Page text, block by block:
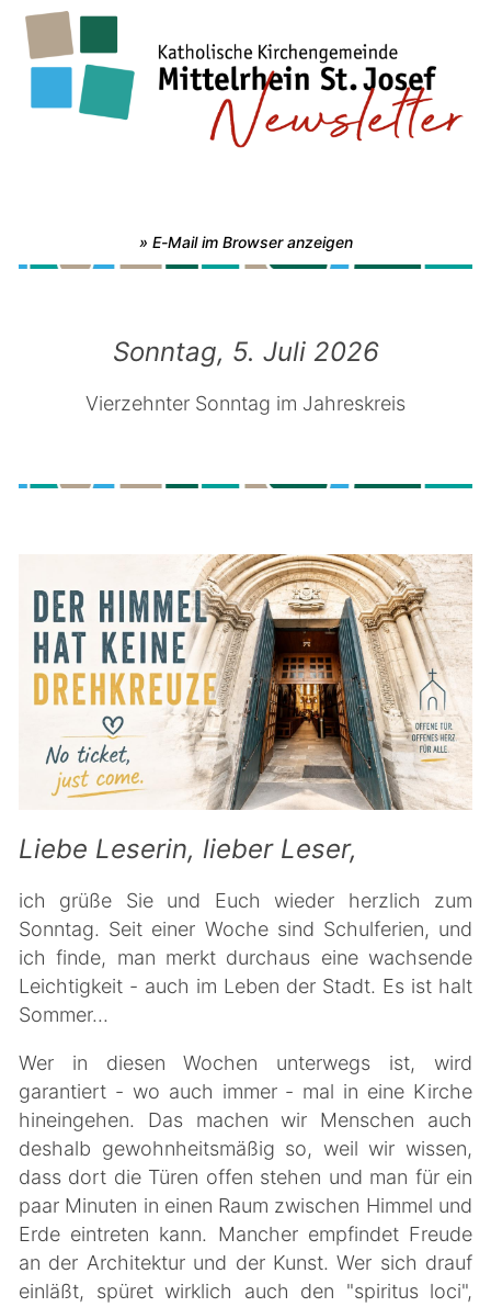
» E-Mail im Browser anzeigen
Sonntag, 5. Juli 2026
Vierzehnter Sonntag im Jahreskreis
Liebe Leserin, lieber Leser,
ich grüße Sie und Euch wieder herzlich zum
Sonntag. Seit einer Woche sind Schulferien, und
ich finde, man merkt durchaus eine wachsende
Leichtigkeit - auch im Leben der Stadt. Es ist halt
Sommer...
Wer in diesen Wochen unterwegs ist, wird
garantiert - wo auch immer - mal in eine Kirche
hineingehen. Das machen wir Menschen auch
deshalb gewohnheitsmäßig so, weil wir wissen,
dass dort die Türen offen stehen und man für ein
paar Minuten in einen Raum zwischen Himmel und
Erde eintreten kann. Mancher empfindet Freude
an der Architektur und der Kunst. Wer sich drauf
einläßt, spüret wirklich auch den "spiritus loci",